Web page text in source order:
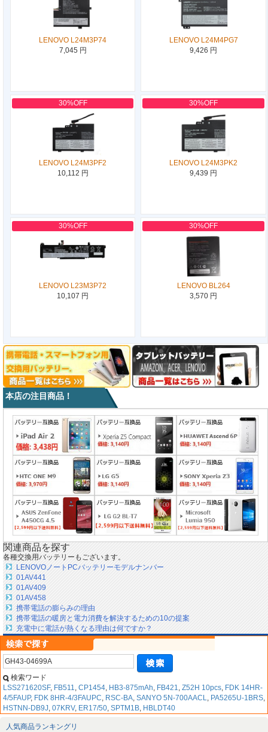
LENOVO L24M3P74
7,045 円
LENOVO L24M4PG7
9,426 円
30%OFF
LENOVO L24M3PF2
10,112 円
30%OFF
LENOVO L24M3PK2
9,439 円
30%OFF
LENOVO L23M3P72
10,107 円
30%OFF
LENOVO BL264
3,570 円
本店の注目商品！
関連商品を探す
各種交換用バッテリーもございます。
LENOVOノートPCバッテリーモデルナンバー
01AV441
01AV409
01AV458
携帯電話の膨らみの理由
携帯電話の暖房と電力消費を解決するための10の提案
充電中に電話が熱くなる理由は何ですか？
検索ワード
LSS271620SF, FB511, CP1454, HB3-875mAh, FB421, Z52H 10pcs, FDK 14HR-
4/5FAUP, FDK 8HR-4/3FAUPC, RSC-BA, SANYO 5N-700AACL, PA5265U-1BRS,
HSTNN-DB9J, 07KRV, ER17/50, SPTM1B, HBLDT40
人気商品ランキングリ